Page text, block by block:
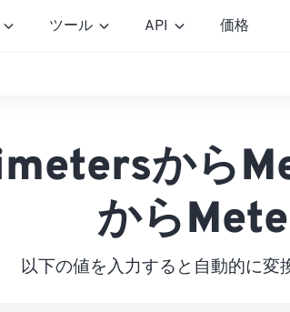
ツール API 価格
から
から
以下の値を入力すると自動的に変